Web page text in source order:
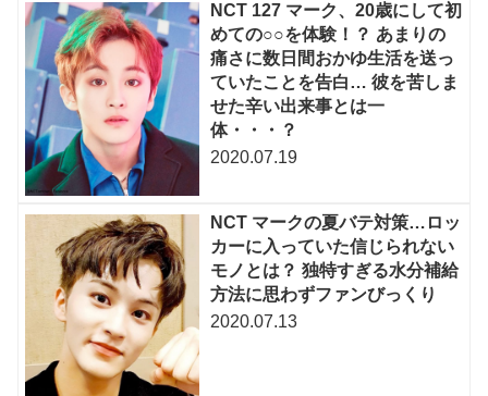
NCT 127 マーク、20歳にして初
めての○○を体験！？ あまりの
痛さに数日間おかゆ生活を送っ
ていたことを告白… 彼を苦しま
せた辛い出来事とは一
体・・・？
2020.07.19
NCT マークの夏バテ対策…ロッ
カーに入っていた信じられない
モノとは？ 独特すぎる水分補給
方法に思わずファンびっくり
2020.07.13